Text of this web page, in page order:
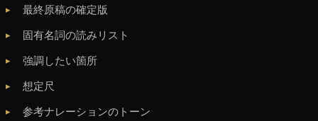
最終原稿の確定版
固有名詞の読みリスト
強調したい箇所
想定尺
参考ナレーションのトーン